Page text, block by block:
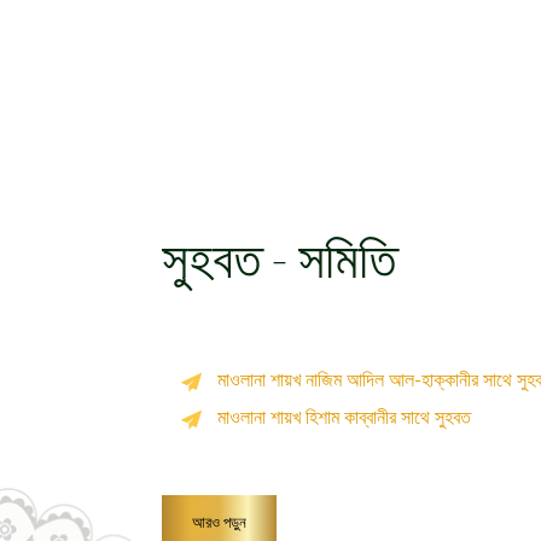
সুহবত - সমিতি
মাওলানা শায়খ নাজিম আদিল আল-হাক্কানীর সাথে
মাওলানা শায়খ হিশাম কাব্বানীর সাথে সুহবত
আরও পড়ুন